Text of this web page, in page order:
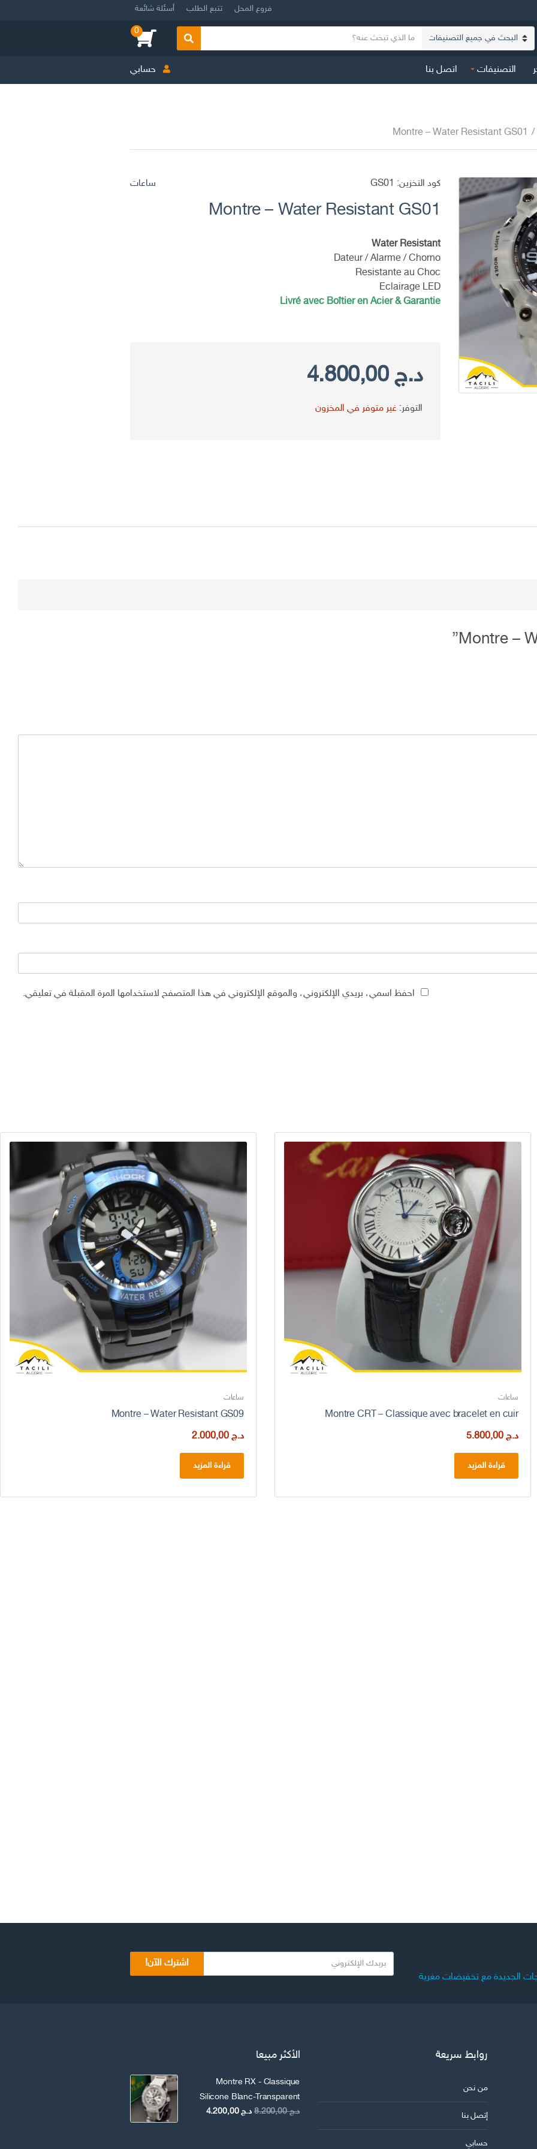
فروع المحل تتبع الطلب أسئلة شائعة
م
ا
ص
بحث
0
التصنيفات اتصل بنا حسابي
/
Montre – Water Resistant GS01
كود التخزين: GS01 ساعات
Montre – Water Resistant GS01
Water Resistant
Dateur / Alarme / Chorno
Resistante au Choc
Eclairage LED
Livré avec Boîtier en Acier & Garantie
د.ج4.800,00
التوفر: غير متوفر في المخزون
احفظ اسمي، بريدي الإلكتروني، والموقع الإلكتروني في هذا المتصفح لاستخدامها المرة المقبلة في تعليقي.
ساعات
Montre CRT – Classique avec bracelet en cuir
د.ج5.800,00
قراءة المزيد
ساعات
Montre – Water Resistant GS09
د.ج2.000,00
قراءة المزيد
الجديدة مع تخفيضات مغرية
ر
اشترك الآن!
روابط سريعة
من نحن
إتصل بنا
حسابي
الأكثر مبيعا
Montre RX - Classique
Silicone Blanc-Transparent
د.ج8.200,00
السعر
د.ج4.200,00
السعر